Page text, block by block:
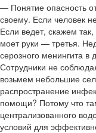
— Понятие опасность
своему. Если человек
Если ведет, скажем
моет руки — третья.
серозного менингита в
Сотрудники не
возьмем небольшие
распространение
помощи? Потому что
централизованного
условий для